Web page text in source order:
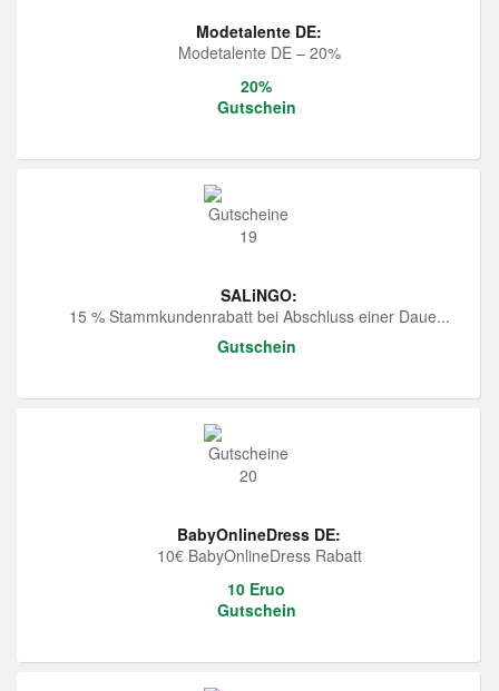
Modetalente DE:
Modetalente DE – 20%
20%
Gutschein
SALiNGO:
15 % Stammkundenrabatt bei Abschluss einer Daue...
Gutschein
BabyOnlineDress DE:
10€ BabyOnlineDress Rabatt
10 Eruo
Gutschein